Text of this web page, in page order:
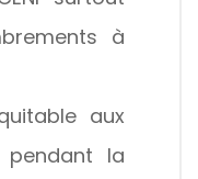
à
aux
pendant la